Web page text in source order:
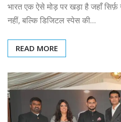
भारत एक ऐसे मोड़ पर खड़ा है जहाँ
नहीं, बल्कि डिजिटल स्पेस की…
READ MORE